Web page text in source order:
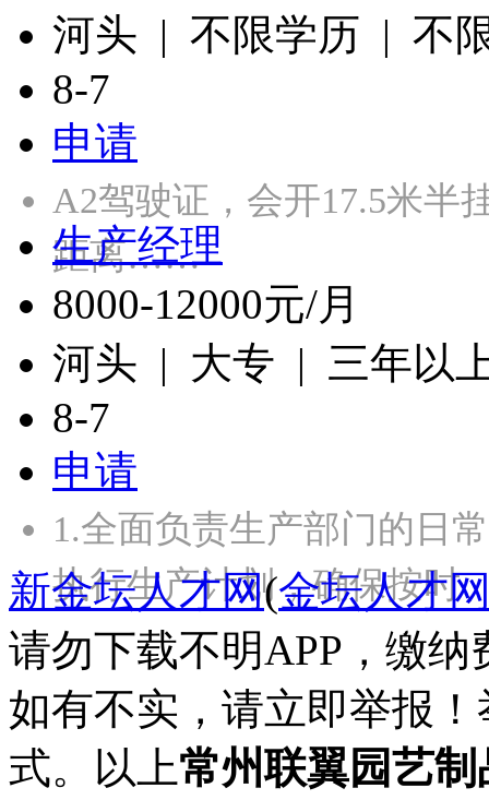
河头 | 不限学历 | 不
8-7
申请
A2驾驶证，会开17.5米
距离……
生产经理
8000-12000元/月
河头 | 大专 | 三年以
8-7
申请
1.全面负责生产部门的日
执行生产计划，确保按
新金坛人才网(金坛人才
请勿下载不明APP，缴
如有不实，请立即举报
式。以上常州联翼园艺